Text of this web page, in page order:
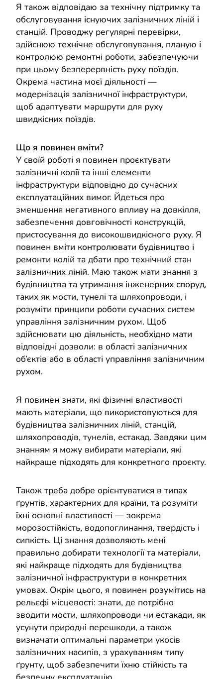
Я також відповідаю за технічну підтримку та
обслуговування існуючих залізничних ліній і
станцій. Проводжу регулярні перевірки,
здійснюю технічне обслуговування, планую і
контролюю ремонтні роботи, забезпечуючи
при цьому безперервність руху поїздів.
Окрема частина моєї діяльності —
модернізація залізничної інфраструктури,
щоб адаптувати маршрути для руху
швидкісних поїздів.
Що я повинен вміти?
У своїй роботі я повинен проєктувати
залізничні колії та інші елементи
інфраструктури відповідно до сучасних
експлуатаційних вимог. Йдеться про
зменшення негативного впливу на довкілля,
забезпечення довговічності конструкцій,
пристосування до високошвидкісного руху. Я
повинен вміти контролювати будівництво і
ремонти колій та дбати про технічний стан
залізничних ліній. Маю також мати знання з
будівництва та утримання інженерних споруд,
таких як мости, тунелі та шляхопроводи, і
розуміти принципи роботи сучасних систем
управління залізничним рухом. Щоб
здійснювати цю діяльність, необхідно мати
відповідні дозволи: в області залізничних
об’єктів або в області управління залізничним
рухом.
Я повинен знати, які фізичні властивості
мають матеріали, що використовуються для
будівництва залізничних ліній, станцій,
шляхопроводів, тунелів, естакад. Завдяки цим
знанням я можу вибирати матеріали, які
найкраще підходять для конкретного проєкту.
Також треба добре орієнтуватися в типах
ґрунтів, характерних для країни, та розуміти
їхні основні властивості — зокрема
морозостійкість, водопоглинання, твердість і
сипкість. Ці знання дозволяють мені
правильно добирати технології та матеріали,
які найкраще підходять для будівництва
залізничної інфраструктури в конкретних
умовах. Окрім цього, я повинен розумітись на
рельєфі місцевості: знати, де потрібно
зводити мости, шляхопроводи чи естакади, як
усунути природні перешкоди, а також
визначати оптимальні параметри укосів
залізничних насипів, з урахуванням типу
ґрунту, щоб забезпечити їхню стійкість та